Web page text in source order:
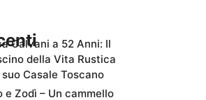
Calvani a 52 Anni: Il
della Vita Rustica
suo Casale Toscano
e Zodì – Un cammello